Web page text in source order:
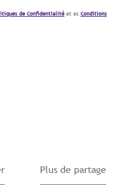
de Confidentialité et es Conditions
Plus de partage